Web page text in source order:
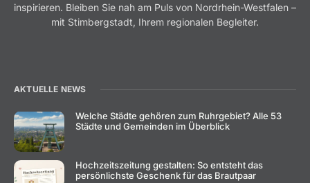
inspirieren. Bleiben Sie nah am Puls von Nordrhein-Westfalen –
mit Stimbergstadt, Ihrem regionalen Begleiter.
AKTUELLE NEWS
Welche Städte gehören zum Ruhrgebiet? Alle 53
Städte und Gemeinden im Überblick
Hochzeitszeitung gestalten: So entsteht das
persönlichste Geschenk für das Brautpaar